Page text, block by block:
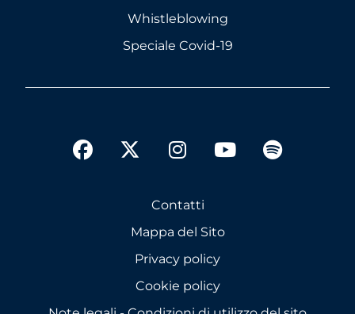
Whistleblowing
Speciale Covid-19
facebookinstagram
youtubespotify
Contatti
Mappa del Sito
Privacy policy
Cookie policy